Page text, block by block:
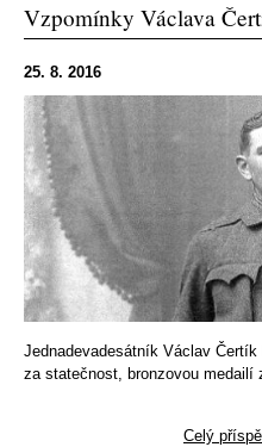
Vzpomínky Václava
25. 8. 2016
Jednadevadesátník Václav
za statečnost, bronzovou
Celý